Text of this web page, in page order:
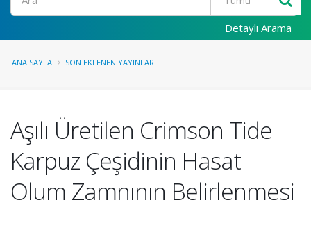
Detaylı Arama
ANA SAYFA SON EKLENEN YAYINLAR
Aşılı Üretilen Crimson Tide
Karpuz Çeşidinin Hasat
Olum Zamnının Belirlenmesi